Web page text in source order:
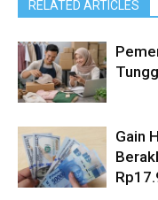
RELATED ARTICLES
Gain